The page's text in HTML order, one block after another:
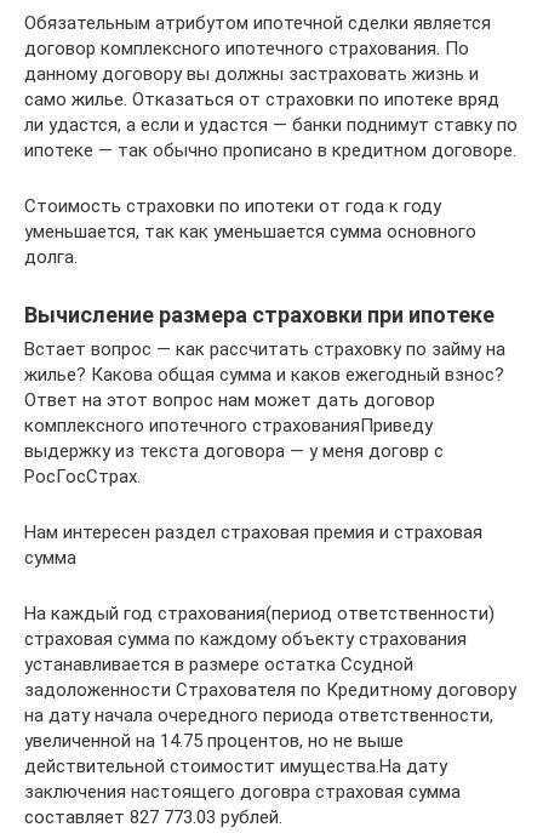
Обязательным атрибутом ипотечной сделки является
договор комплексного ипотечного страхования. По
данному договору вы должны застраховать жизнь и
само жилье. Отказаться от страховки по ипотеке вряд
ли удастся, а если и удастся — банки поднимут ставку по
ипотеке — так обычно прописано в кредитном договоре.
Стоимость страховки по ипотеки от года к году
уменьшается, так как уменьшается сумма основного
долга.
Вычисление размера страховки при ипотеке
Встает вопрос — как рассчитать страховку по займу на
жилье? Какова общая сумма и каков ежегодный взнос?
Ответ на этот вопрос нам может дать договор
комплексного ипотечного страхованияПриведу
выдержку из текста договора — у меня договр с
РосГосСтрах.
Нам интересен раздел страховая премия и страховая
сумма
На каждый год страхования(период ответственности)
страховая сумма по каждому объекту страхования
устанавливается в размере остатка Ссудной
задоложенности Страхователя по Кредитному договору
на дату начала очередного периода ответственности,
увеличенной на 14.75 процентов, но не выше
действительной стоимостит имущества.На дату
заключения настоящего договра страховая сумма
составляет 827 773.03 рублей.